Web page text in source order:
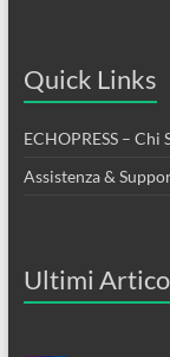
Quick Links
ECHOPRESS – Chi
Assistenza &
Ultimi